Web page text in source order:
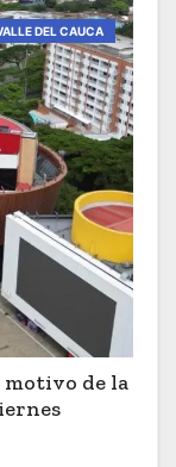
DEL CAUCA
motivo de la